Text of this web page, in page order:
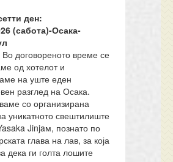
ден:
6 (сабота)-Осака-
Во договореното време се
од хотелот и
на уште еден
разглед на Осака.
со организирана
уникатното свештилиште
Jinjaм, познато по
глава на лав, за која
дека ги голта лошите